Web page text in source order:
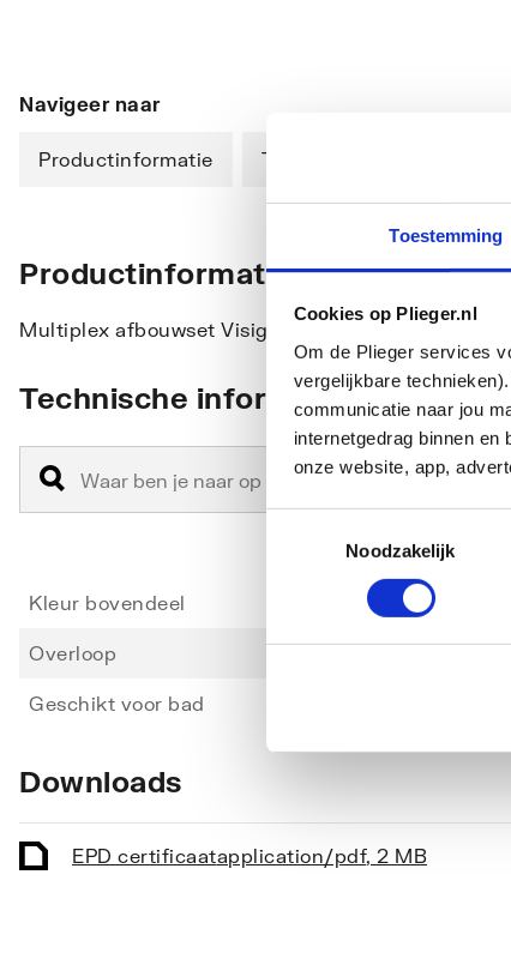
Toestemming
Cookies op Plieger.nl
Om de Plieger services
vergelijkbare
communicatie naar jou
internetgedrag binnen
onze website, app,
Noodzakelijk
Navigeer naar
Productinformatie Technische informatie
Productinformatie
Multiplex afbouwset Visign M5 voor afvoer-/
Technische informatie
Kleur bovendeel
Overloop Ja
Geschikt voor bad
Downloads
EPD certificaatapplication/pdf, 2 MB